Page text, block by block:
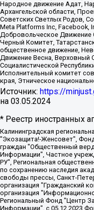
Народное движение Адат,
Архангельской области,
Советских Светлых Родов,
Meta Platforms Inc, Facebook,
Добровольческое Движение
Черный Комитет,
общественное движение,
Движение Весна, Верховный
Социалистической
Исполнительный комитет
края, Этническое
Источник: https://
на 03.05.2024
* Реестр иностранных
Калининградская региональная общественная организация "Экозащита!-Женсовет", Фонд содействия защите прав и свобод граждан "Общественный вердикт", Фонд "Институт Развития Свободы Информации", Частное учреждение "Информационное агентство МЕМО. РУ", Региональная общественная организация "Общественная комиссия по сохранению наследия академика Сахарова", Фонд поддержки свободы прессы, Санкт-Петербургская общественная правозащитная организация "Гражданский контроль", Межрегиональная общественная организация "Информационно-просветительский центр "Мемориал", Региональный Фонд "Центр Защиты Прав Средств Массовой Информации", с 05.12.2023 Фонд "Центр Защиты Прав Средств массовой информации", Региональная общественная благотворительная организация помощи беженцам и мигрантам "Гражданское содействие", Негосударственное образовательное учреждение дополнительного профессионального образования (повышение квалификации) специалистов "АКАДЕМИЯ ПО ПРАВАМ ЧЕЛОВЕКА", Свердловская региональная общественная организация "Сутяжник", Автономная некоммерческая организация "Центр независимых социологических исследований", Союз общественных объединений "Российский исследовательский центр по правам человека", Региональное общественное учреждение научно-информационный центр "МЕМОРИАЛ", Некоммерческая организация "Фонд защиты гласности", Автономная некоммерческая организация "Институт прав человека", Городская общественная организация "Екатеринбургское общество "МЕМОРИАЛ", Городская общественная организация "Рязанское историко-просветительское и правозащитное общество "Мемориал" (Рязанский Мемориал), Челябинский региональный орган общественной самодеятельности – женское общественное объединение "Женщины Евразии", Челябинский региональный орган общественной самодеятельности "Уральская правозащитная группа", Фонд содействия защите здоровья и социальной справедливости имени Андрея Рылькова, Автономная Некоммерческая Организация "Аналитический Центр Юрия Левады", Автономная некоммерческая организация социальной поддержки населения "Проект Апрель", Региональная общественная организация помощи женщинам и детям, находящимся в кризисной ситуации "Информационно-методический центр "Анна", Фонд содействия развитию массовых коммуникаций и правовому просвещению "Так-так-Так", Фонд содействия устойчивому развитию "Серебряная тайга", Свердловский региональный общественный фонд социальных проектов "Новое время", "Idel.Реалии", Кавказ.Реалии, Крым.Реалии, Телеканал Настоящее Время, Татаро-башкирская служба Радио Свобода (Azatliq Radiosi), Радио Свободная Европа/Радио Свобода (PCE/PC), "Сибирь.Реалии", "Фактограф", Благотворительный фонд помощи осужденным и их семьям, Автономная некоммерческая организация "Институт глобализации и социальных движений", Фонд "В защиту прав заключенных", Частное учреждение "Центр поддержки и содействия развитию средств массовой информации", Пензенский региональный общественный благотворительный фонд "Гражданский союз", "Север.Реалии", Некоммерческая организация Фонд "Правовая инициатива", Общество с ограниченной ответственностью "Радио Свободная Европа/Радио Свобода", Чешское информационное агентство "MEDIUM-ORIENT", Красноярская региональная общественная организация "Мы против СПИДа", Камалягин Денис Николаевич, Маркелов Сергей Евгеньевич, Пономарев Лев Александрович, Савицкая Людмила Алексеевна, Автономная некоммерческая организация "Центр по работе с проблемой насилия "НАСИЛИЮ.НЕТ", Межрегиональный профессиональный союз работников здравоохранения "Альянс врачей", Юридическое лицо, зарегистрированное в Латвийской Республике, SIA "Medusa Project" (регистрационный номер 40103797863, дата регистрации 10.06.2014), Некоммерческая организация "Фонд по борьбе с коррупцией", Автономная некоммерческая организация "Институт права и публичной политики", Баданин Роман Сергеевич, Гликин Максим Александрович, Железнова Мария Михайловна, Лукьянова Юлия Сергеевна, Маетная Елизавета Витальевна, Маняхин Петр Борисович, Чуракова Ольга Владимировна, Ярош Юлия Петровна, Юридическое лицо "The Insider SIA", зарегистрированное в Риге, Латвийская Республика (дата регистрации 26.06.2015), являющееся администратором доменного имени интернет-издания "The Insider SIA", https://theins.ru, Постернак Алексей Евгеньевич, Рубин Михаил Аркадьевич, Анин Роман Александрович, Юридическое лицо Istories fonds, зарегистрированное в Латвийской Республике (регистрационный номер 50008295751, дата регистрации 24.02.2020), Великовский Дмитрий Александрович, Долинина Ирина Николаевна, Мароховская Алеся Алексеевна, Шлейнов Роман Юрьевич, Шмагун Олеся Валентиновна, Общество с ограниченной ответственностью "Альтаир 2021", Общество с ограниченной ответственностью "Вега 2021", Общество с ограниченной ответственностью "Главный редактор 2021", Общество с ограниченной ответственностью "Ромашки монолит", Важенков Артем Валерьевич, Ивановская областная